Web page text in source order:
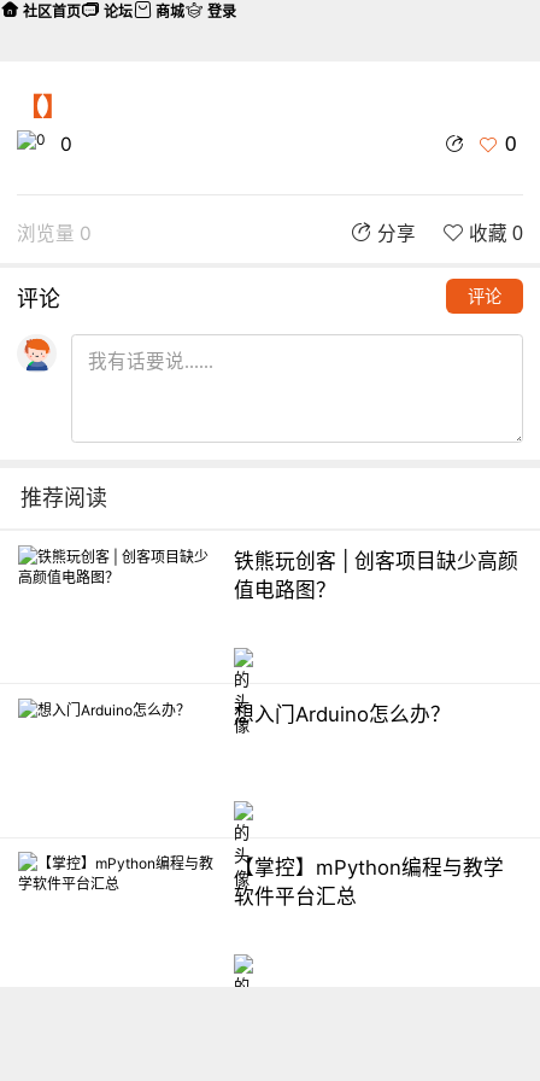
【】
0 0
浏览量 0 分享 收藏 0
评论 评论
推荐阅读
铁熊玩创客 | 创客项目缺少高颜
值电路图？
想入门Arduino怎么办？
【掌控】mPython编程与教学
软件平台汇总
社区首页 论坛 商城 登录